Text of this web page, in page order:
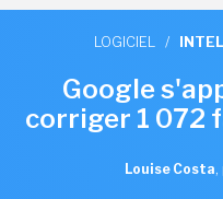
LOGICIEL /
Google
corriger 1 072
Louise Costa,